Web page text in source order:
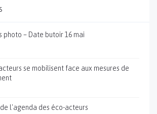
photo – Date butoir 16 mai
acteurs se mobilisent face aux mesures de
l'agenda des éco-acteurs